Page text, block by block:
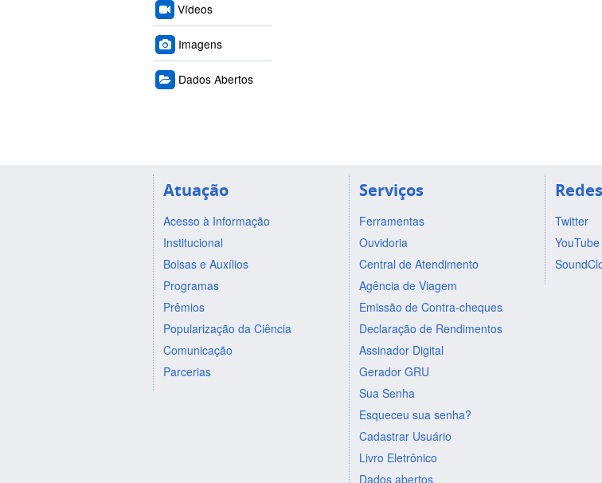
Vídeos
Imagens
Dados Abertos
Atuação
Acesso à Informação
Institucional
Bolsas e Auxílios
Programas
Prêmios
Popularização da Ciência
Comunicação
Parcerias
Serviços
Ferramentas
Ouvidoria
Central de Atendimento
Agência de Viagem
Emissão de Contra-cheques
Declaração de Rendimentos
Assinador Digital
Gerador GRU
Sua Senha
Esqueceu sua senha?
Cadastrar Usuário
Livro Eletrônico
Dados abertos
Twitter
YouTube